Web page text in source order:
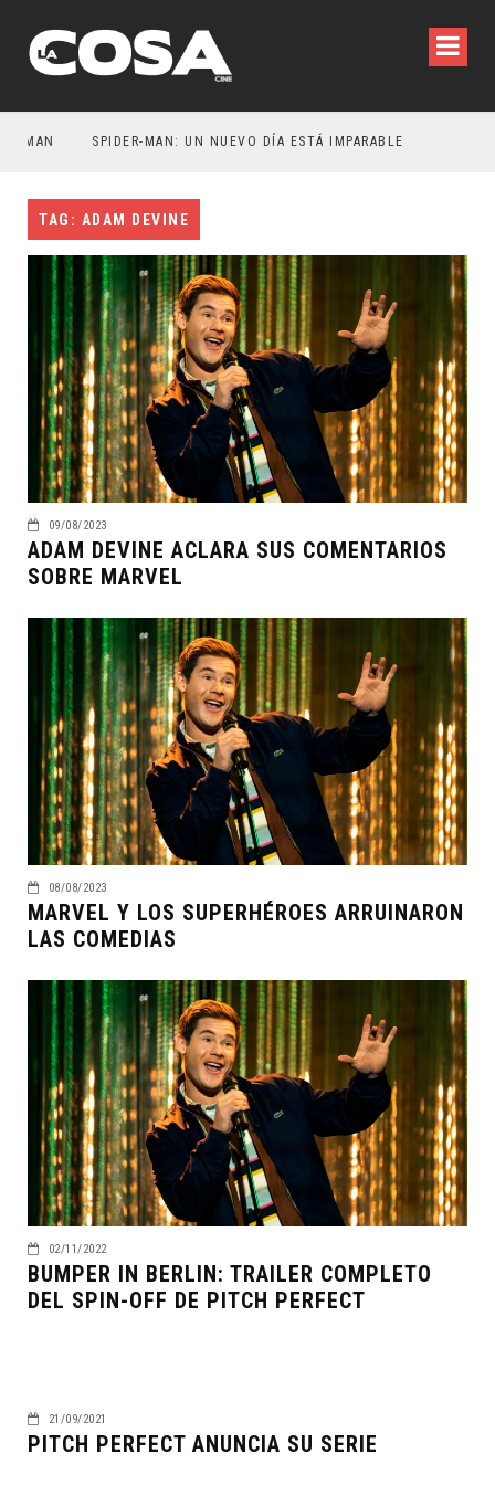
SPIDER-MAN: UN NUEVO DÍA ESTÁ IMPARABLE
TAG: ADAM DEVINE
09/08/2023
ADAM DEVINE ACLARA SUS COMENTARIOS
SOBRE MARVEL
08/08/2023
MARVEL Y LOS SUPERHÉROES ARRUINARON
LAS COMEDIAS
02/11/2022
BUMPER IN BERLIN: TRAILER COMPLETO
DEL SPIN-OFF DE PITCH PERFECT
21/09/2021
PITCH PERFECT ANUNCIA SU SERIE